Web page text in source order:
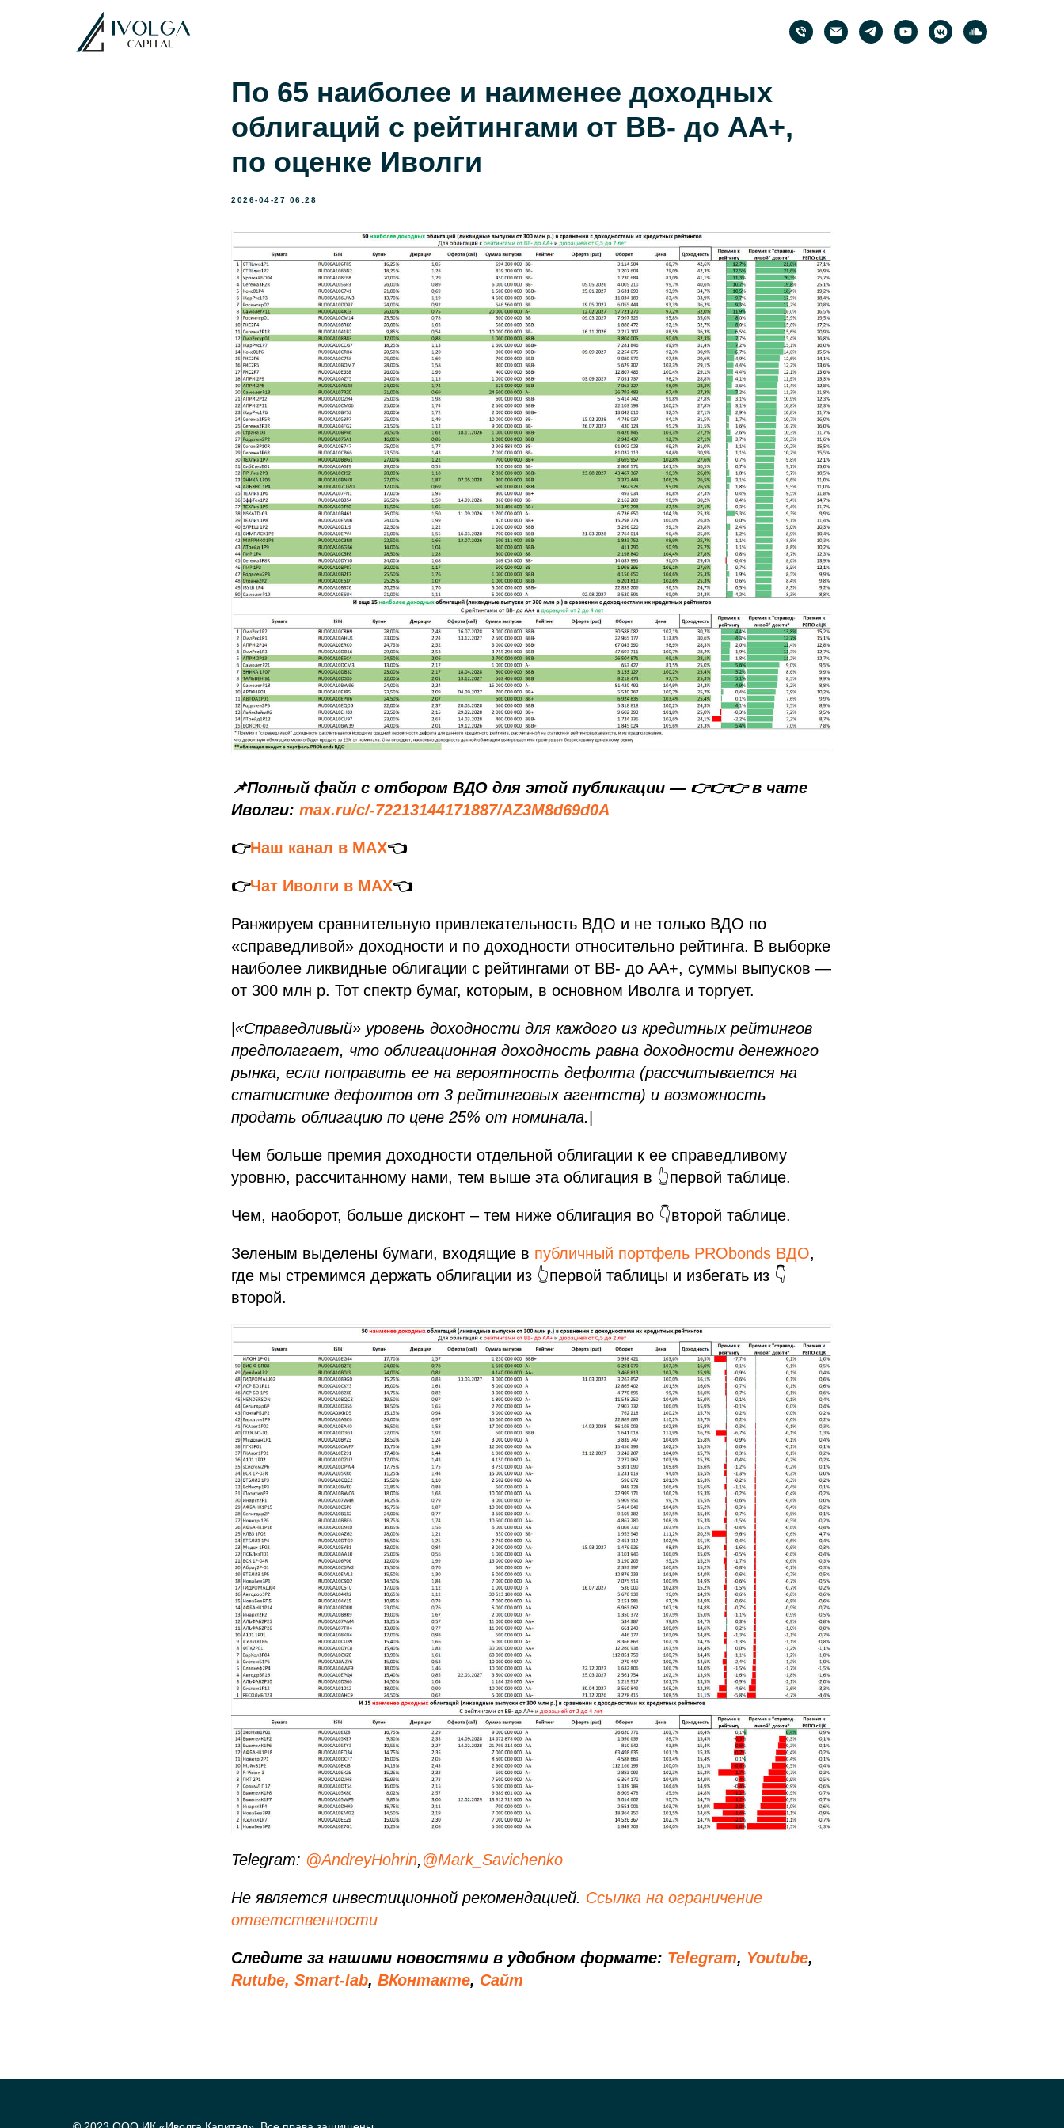
По 65 наиболее и наименее доходных
облигаций с рейтингами от BB- до AA+,
по оценке Иволги
2026-04-27 06:28
📌Полный файл с отбором ВДО для этой публикации — 👉👉👉 в чате
Иволги: max.ru/c/-72213144171887/AZ3M8d69d0A
👉Наш канал в MAX👈
👉Чат Иволги в MAX👈
Ранжируем сравнительную привлекательность ВДО и не только ВДО по
«справедливой» доходности и по доходности относительно рейтинга. В выборке
наиболее ликвидные облигации с рейтингами от BB- до AA+, суммы выпусков —
от 300 млн р. Тот спектр бумаг, которым, в основном Иволга и торгует.
«Справедливый» уровень доходности для каждого из кредитных рейтингов
предполагает, что облигационная доходность равна доходности денежного
рынка, если поправить ее на вероятность дефолта (рассчитывается на
статистике дефолтов от 3 рейтинговых агентств) и возможность
продать облигацию по цене 25% от номинала.
Чем больше премия доходности отдельной облигации к ее справедливому
уровню, рассчитанному нами, тем выше эта облигация в 👆первой таблице.
Чем, наоборот, больше дисконт – тем ниже облигация во 👇второй таблице.
Зеленым выделены бумаги, входящие в публичный портфель PRObonds ВДО,
где мы стремимся держать облигации из 👆первой таблицы и избегать из 👇
второй.
Telegram: @AndreyHohrin,@Mark_Savichenko
Не является инвестиционной рекомендацией. Ссылка на ограничение
ответственности
Следите за нашими новостями в удобном формате: Telegram, Youtube,
Rutube, Smart-lab, ВКонтакте, Сайт